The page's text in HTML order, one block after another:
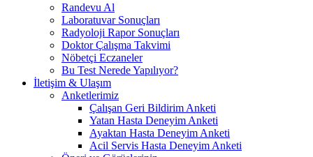
Randevu Al
Laboratuvar Sonuçları
Radyoloji Rapor Sonuçları
Doktor Çalışma Takvimi
Nöbetçi Eczaneler
Bu Test Nerede Yapılıyor?
İletişim & Ulaşım
Anketlerimiz
Çalışan Geri Bildirim Anketi
Yatan Hasta Deneyim Anketi
Ayaktan Hasta Deneyim Anketi
Acil Servis Hasta Deneyim Anketi